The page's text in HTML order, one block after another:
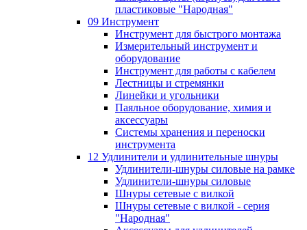
пластиковые "Народная"
09 Инструмент
Инструмент для быстрого монтажа
Измерительный инструмент и
оборудование
Инструмент для работы с кабелем
Лестницы и стремянки
Линейки и угольники
Паяльное оборудование, химия и
аксессуары
Системы хранения и переноски
инструмента
12 Удлинители и удлинительные шнуры
Удлинители-шнуры силовые на рамке
Удлинители-шнуры силовые
Шнуры сетевые с вилкой
Шнуры сетевые с вилкой - серия
"Народная"